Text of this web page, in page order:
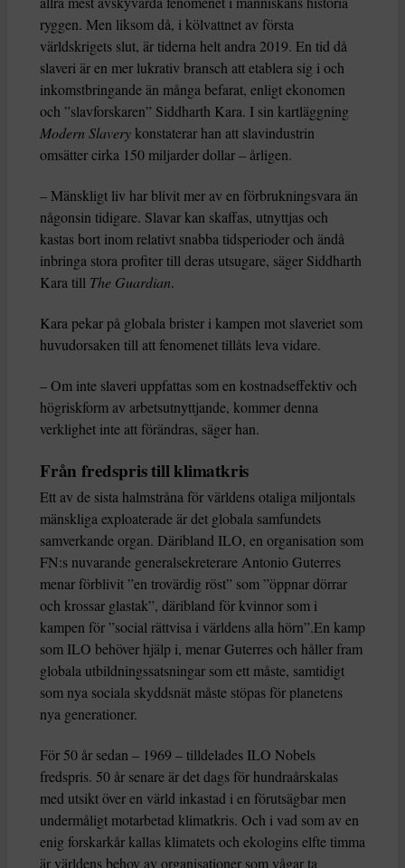
ryggen. Men liksom då, i kölvattnet av första
världskrigets slut, är tiderna helt andra 2019. En tid då
slaveri är en mer lukrativ bransch att etablera sig i och
inkomstbringande än många befarat, enligt ekonomen
och ”slavforskaren” Siddharth Kara. I sin kartläggning
Modern Slavery konstaterar han att slavindustrin
omsätter cirka 150 miljarder dollar – årligen.
– Mänskligt liv har blivit mer av en förbrukningsvara än
någonsin tidigare. Slavar kan skaffas, utnyttjas och
kastas bort inom relativt snabba tidsperioder och ändå
inbringa stora profiter till deras utsugare, säger Siddharth
Kara till The Guardian.
Kara pekar på globala brister i kampen mot slaveriet som
huvudorsaken till att fenomenet tillåts leva vidare.
– Om inte slaveri uppfattas som en kostnadseffektiv och
högriskform av arbetsutnyttjande, kommer denna
verklighet inte att förändras, säger han.
Från fredspris till klimatkris
Ett av de sista halmstråna för världens otaliga miljontals
mänskliga exploaterade är det globala samfundets
samverkande organ. Däribland ILO, en organisation som
FN:s nuvarande generalsekreterare Antonio Guterres
menar förblivit ”en trovärdig röst” som ”öppnar dörrar
och krossar glastak”, däribland för kvinnor som i
kampen för ”social rättvisa i världens alla hörn”.En kamp
som ILO behöver hjälp i, menar Guterres och håller fram
globala utbildningssatsningar som ett måste, samtidigt
som nya sociala skyddsnät måste stöpas för planetens
nya generationer.
För 50 år sedan – 1969 – tilldelades ILO Nobels
fredspris. 50 år senare är det dags för hundraårskalas
med utsikt över en värld inkastad i en förutsägbar men
undermåligt motarbetad klimatkris. Och i vad som av en
enig forskarkår kallas klimatets och ekologins elfte timma
är världens behov av organisationer som vågar ta